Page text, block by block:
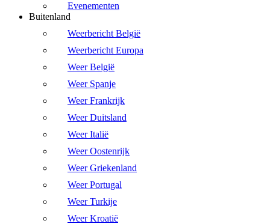
Evenementen
Buitenland
Weerbericht België
Weerbericht Europa
Weer België
Weer Spanje
Weer Frankrijk
Weer Duitsland
Weer Italië
Weer Oostenrijk
Weer Griekenland
Weer Portugal
Weer Turkije
Weer Kroatië